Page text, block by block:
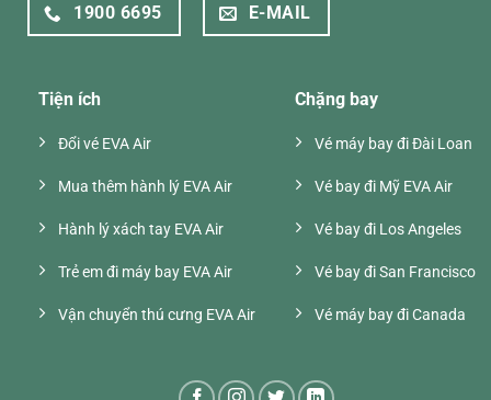
1900 6695 E-MAIL
Tiện ích
Đổi vé EVA Air
Mua thêm hành lý EVA Air
Hành lý xách tay EVA Air
Trẻ em đi máy bay EVA Air
Vận chuyển thú cưng EVA Air
Chặng bay
Vé máy bay đi Đài Loan
Vé bay đi Mỹ EVA Air
Vé bay đi Los Angeles
Vé bay đi San Francisco
Vé máy bay đi Canada